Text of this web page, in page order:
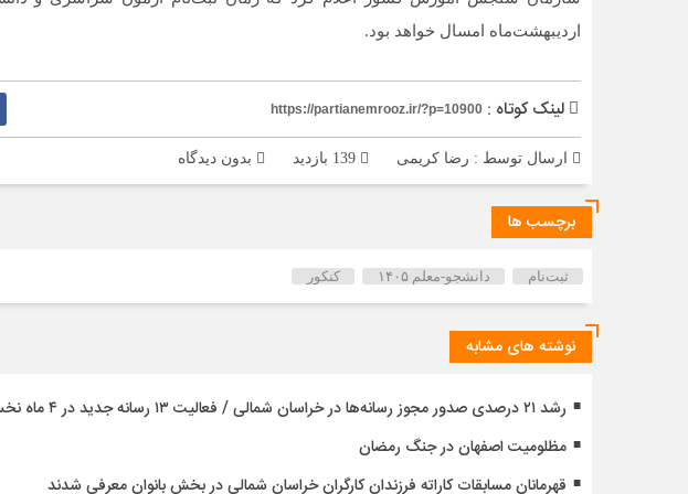
اردیبهشت‌ماه امسال خواهد بود.
لینک کوتاه : https://partianemrooz.ir/?p=10900
ارسال توسط : رضا کریمی بدون دیدگاه
برچسب ها
ثبت‌نام دانشجو-معلم ۱۴۰۵ کنکور
نوشته های مشابه
رشد ۲۱ درصدی صدور مجوز رسانه‌ها در خراسان شمالی / فعالیت ۱۳ رسانه جدید در ۴ ماه نخست سال
مظلومیت اصفهان در جنگ رمضان
قهرمانان مسابقات کاراته فرزندان کارگران خراسان شمالی در بخش بانوان معرفی شدند